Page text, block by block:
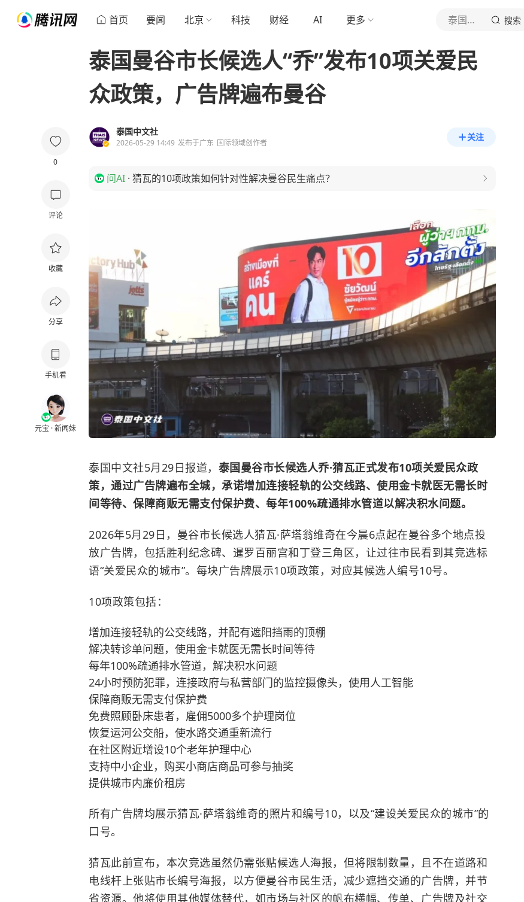
首页 要闻 北京 科技 财经 AI 更多 泰国中文社 搜索
0
评论
收藏
分享
手机看
元宝 · 新闻妹
泰国曼谷市长候选人“乔”发布10项关爱民
众政策，广告牌遍布曼谷
泰国中文社
2026-05-29 14:49 发布于广东 国际领域创作者
关注
问AI · 猜瓦的10项政策如何针对性解决曼谷民生痛点？
泰国中文社5月29日报道， 泰国曼谷市长候选人乔·猜瓦正式发布10项关爱民众政
策，通过广告牌遍布全城，承诺增加连接轻轨的公交线路、使用金卡就医无需长时
间等待、保障商贩无需支付保护费、每年100%疏通排水管道以解决积水问题。
2026年5月29日，曼谷市长候选人猜瓦·萨塔翁维奇在今晨6点起在曼谷多个地点投
放广告牌，包括胜利纪念碑、暹罗百丽宫和丁登三角区，让过往市民看到其竞选标
语“关爱民众的城市”。每块广告牌展示10项政策，对应其候选人编号10号。
10项政策包括：
增加连接轻轨的公交线路，并配有遮阳挡雨的顶棚
解决转诊单问题，使用金卡就医无需长时间等待
每年100%疏通排水管道，解决积水问题
24小时预防犯罪，连接政府与私营部门的监控摄像头，使用人工智能
保障商贩无需支付保护费
免费照顾卧床患者，雇佣5000多个护理岗位
恢复运河公交船，使水路交通重新流行
在社区附近增设10个老年护理中心
支持中小企业，购买小商店商品可参与抽奖
提供城市内廉价租房
所有广告牌均展示猜瓦·萨塔翁维奇的照片和编号10，以及“建设关爱民众的城市”的
口号。
猜瓦此前宣布，本次竞选虽然仍需张贴候选人海报，但将限制数量，且不在道路和
电线杆上张贴市长编号海报，以方便曼谷市民生活，减少遮挡交通的广告牌，并节
省资源。他将使用其他媒体替代，如市场与社区的帆布横幅、传单、广告牌及社交